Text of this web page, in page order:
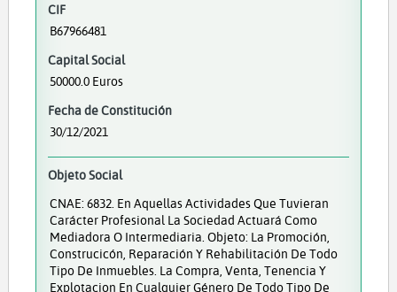
CIF
B67966481
Capital Social
50000.0 Euros
Fecha de Constitución
30/12/2021
Objeto Social
CNAE: 6832. En Aquellas Actividades Que Tuvieran
Carácter Profesional La Sociedad Actuará Como
Mediadora O Intermediaria. Objeto: La Promoción,
Construcicón, Reparación Y Rehabilitación De Todo
Tipo De Inmuebles. La Compra, Venta, Tenencia Y
Explotacion En Cualquier Género De Todo Tipo De